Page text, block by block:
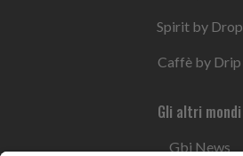
Spirit by Drop
Caffè by Drip
Gli altri mondi
Gbi News